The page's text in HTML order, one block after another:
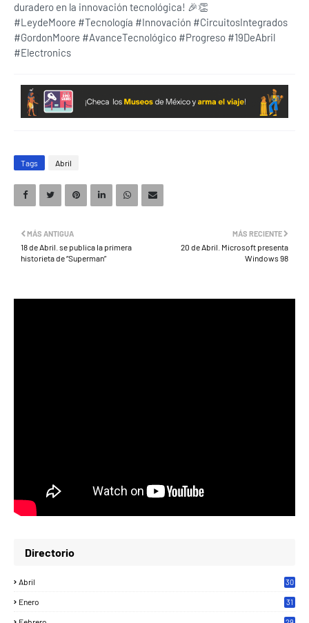
duradero en la innovación tecnológica! 🎉👏
#LeydeMoore #Tecnología #Innovación #CircuitosIntegrados
#GordonMoore #AvanceTecnológico #Progreso #19DeAbril
#Electronics
Tags Abril
MÁS RECIENTE
20 de Abril. Microsoft presenta
Windows 98
MÁS ANTIGUA
18 de Abril. se publica la primera
historieta de “Superman”
Directorio
Abril 30
Enero 31